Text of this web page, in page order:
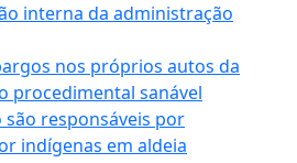
interna da administração
nos próprios autos da
procedimental sanável
responsáveis por
indígenas em aldeia